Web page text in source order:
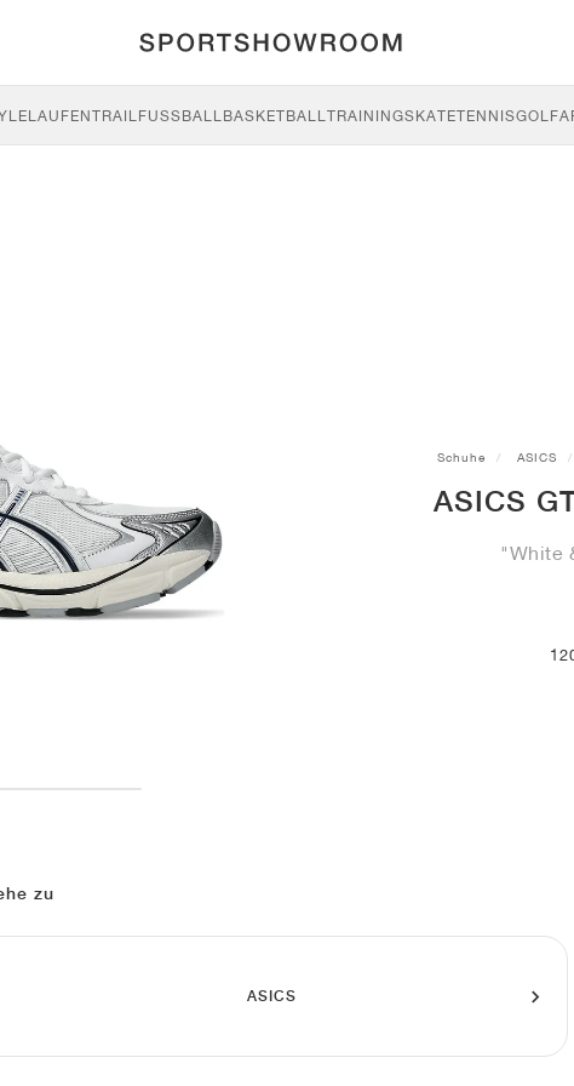
LAUFENTRAILFUSSBALL BASKETBALLTRAININGSKATETENNISGOLF
Schuhe ASICS
ASICS
"White
zu
ASICS